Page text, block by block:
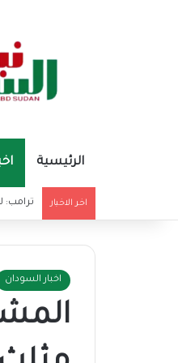
الرئيسية
اخر الاخبار ترامب:
اخبار السودان